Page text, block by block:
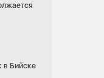
в Бийске